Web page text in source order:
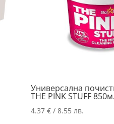
Универсална
ТHE PINK STUFF
4.37 €/ 8.55 лв.